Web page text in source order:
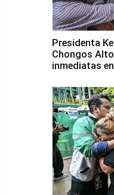
Presidenta
Chongos
inmediatas